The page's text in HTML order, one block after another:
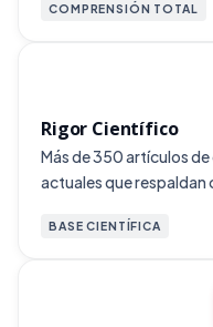
COMPRENSIÓN TOTAL
Rigor Científico
Más de 350 artículos
actuales que respaldan
BASE CIENTÍFICA